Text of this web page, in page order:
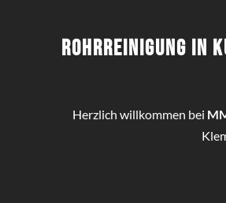
Rohrreinigung in
Herzlich willkommen bei